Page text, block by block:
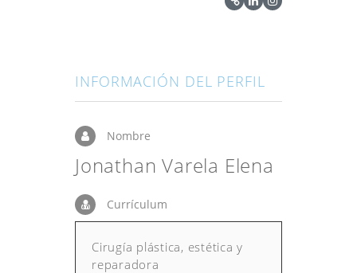
INFORMACIÓN DEL PERFIL
Nombre
Jonathan Varela Elena
Currículum
Cirugía plástica, estética y
reparadora